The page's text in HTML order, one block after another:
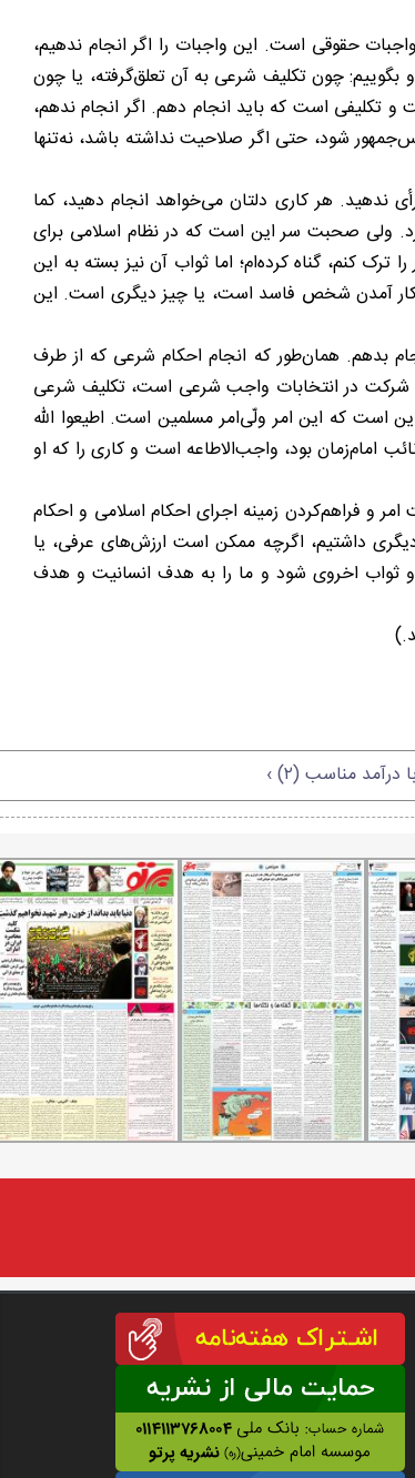
حقوقی است. این واجبات را اگر انجام ندهیم،
بگوییم: چون تکلیف شرعی به آن تعلق‌گرفته، یا چون
است که باید انجام دهم. اگر انجام ندهم،
شود، حتی اگر صلاحیت نداشته باشد، نه‌تنها
هر کاری دلتان می‌خواهد انجام دهید، کما
ولی صحبت سر این است که در نظام اسلامی برای
کنم، گناه کرده‌ام؛ اما ثواب آن نیز بسته به این
کار آمدن شخص فاسد است، یا چیز دیگری است. این
بدهم. همان‌طور که انجام احکام شرعی که از طرف
شرکت در انتخابات واجب شرعی است، تکلیف شرعی
که این امر ولّی‌امر مسلمین است. اطیعوا الله
امام‌زمان بود، واجب‌الاطاعه است و کاری را که او
و فراهم‌کردن زمینه اجرای احکام اسلامی و احکام
داشتیم، اگرچه ممکن است ارزش‌های عرفی، یا
و ثواب اخروی شود و ما را به هدف انسانیت و هدف
مناسب (۲) ›